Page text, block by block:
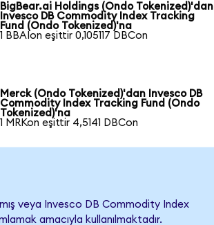
BigBear.ai Holdings (Ondo Tokenized)'dan
Invesco DB Commodity Index Tracking
Fund (Ondo Tokenized)'na
1 BBAIon eşittir 0,105117 DBCon
Merck (Ondo Tokenized)'dan Invesco DB
Commodity Index Tracking Fund (Ondo
Tokenized)'na
1 MRKon eşittir 4,5141 DBCon
veya Invesco DB Commodity Index
amacıyla kullanılmaktadır.